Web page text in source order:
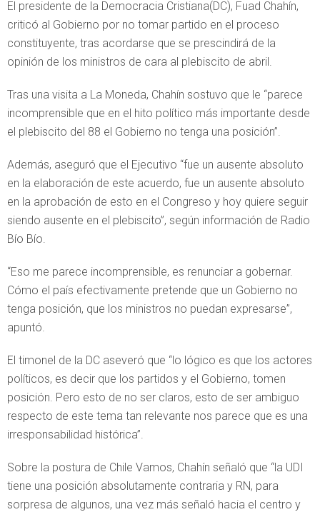
El presidente de la Democracia Cristiana(DC), Fuad Chahín,
criticó al Gobierno por no tomar partido en el proceso
constituyente, tras acordarse que se prescindirá de la
opinión de los ministros de cara al plebiscito de abril.
Tras una visita a La Moneda, Chahín sostuvo que le “parece
incomprensible que en el hito político más importante desde
el plebiscito del 88 el Gobierno no tenga una posición”.
Además, aseguró que el Ejecutivo “fue un ausente absoluto
en la elaboración de este acuerdo, fue un ausente absoluto
en la aprobación de esto en el Congreso y hoy quiere seguir
siendo ausente en el plebiscito”, según información de Radio
Bío Bío.
“Eso me parece incomprensible, es renunciar a gobernar.
Cómo el país efectivamente pretende que un Gobierno no
tenga posición, que los ministros no puedan expresarse”,
apuntó.
El timonel de la DC aseveró que “lo lógico es que los actores
políticos, es decir que los partidos y el Gobierno, tomen
posición. Pero esto de no ser claros, esto de ser ambiguo
respecto de este tema tan relevante nos parece que es una
irresponsabilidad histórica”.
Sobre la postura de Chile Vamos, Chahín señaló que “la UDI
tiene una posición absolutamente contraria y RN, para
sorpresa de algunos, una vez más señaló hacia el centro y